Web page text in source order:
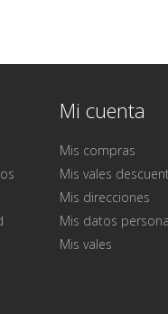
Mi cuenta
Mis compras
Mis vales
Mis direcciones
Mis datos
Mis vales